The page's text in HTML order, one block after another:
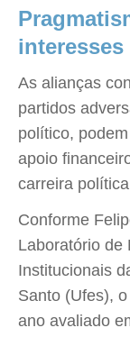
interesses
As alianças
partidos
político,
apoio
carreira
Conforme
Laboratório de
Institucionais
Santo (Ufes),
ano avaliado